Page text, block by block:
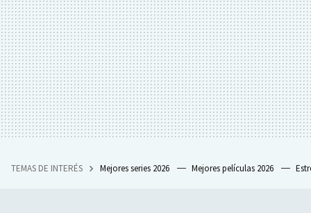
TEMAS DE INTERÉS Mejores series 2026 Mejores películas 2026